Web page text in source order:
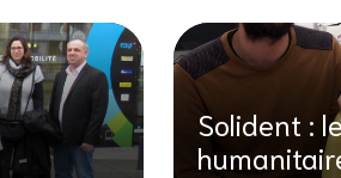
Solident :